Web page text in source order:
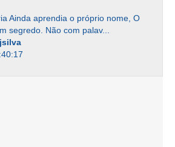
Ainda aprendia o próprio nome, O
segredo. Não com palav...